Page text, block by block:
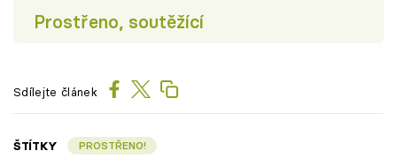
Prostřeno, soutěžící
Sdílejte článek
ŠTÍTKY PROSTŘENO!